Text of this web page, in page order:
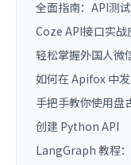
全面指南：API测
Coze API接口实战
轻松掌握外国人微
如何在 Apifox 中发
手把手教你使用盘
创建 Python API
LangGraph 教程